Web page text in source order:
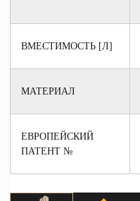
ВМЕСТИМОСТЬ [Л]
МАТЕРИАЛ
ЕВРОПЕЙСКИЙ
ПАТЕНТ №